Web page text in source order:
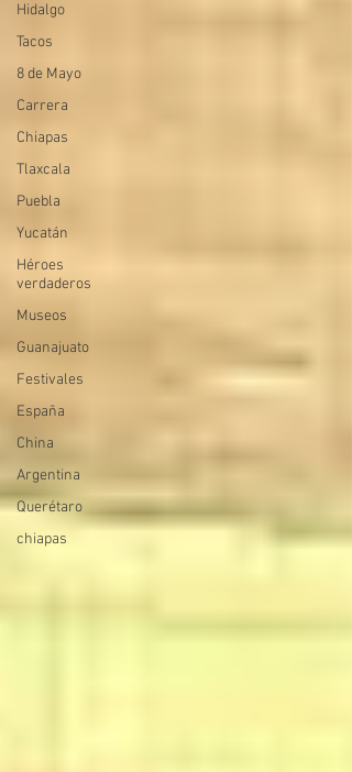
Hidalgo
Tacos
8 de Mayo
Carrera
Chiapas
Tlaxcala
Puebla
Yucatán
Héroes
verdaderos
Museos
Guanajuato
Festivales
España
China
Argentina
Querétaro
chiapas